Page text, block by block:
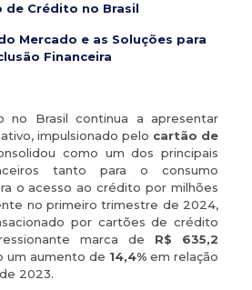
de Crédito no Brasil
Mercado e as Soluções para
Financeira
Brasil continua a apresentar
impulsionado pelo cartão de
como um dos principais
tanto para o consumo
o acesso ao crédito por milhões
no primeiro trimestre de 2024,
por cartões de crédito
marca de R$ 635,2
um aumento de 14,4% em relação
2023.